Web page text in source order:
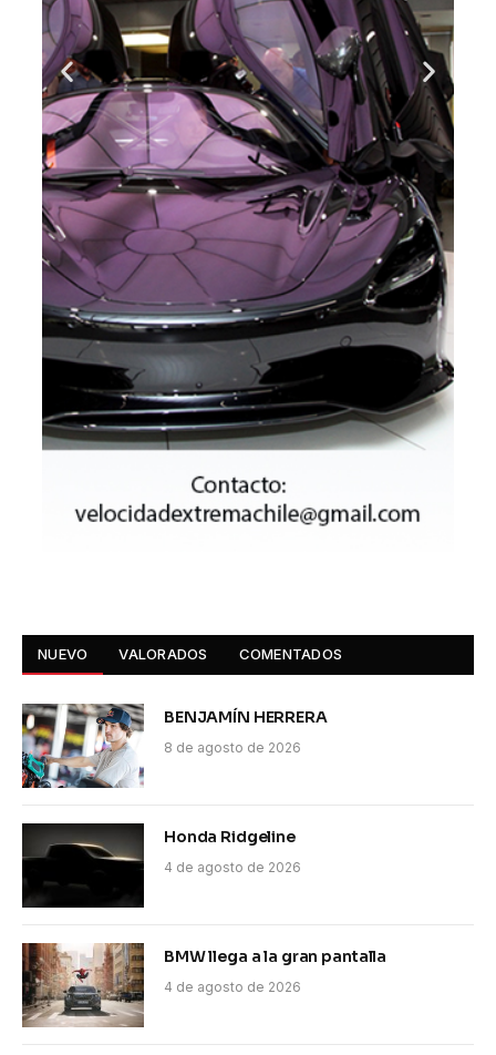
NUEVO VALORADOS COMENTADOS
BENJAMÍN HERRERA
8 de agosto de 2026
Honda Ridgeline
4 de agosto de 2026
BMW llega a la gran pantalla
4 de agosto de 2026